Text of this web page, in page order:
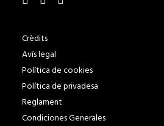
Crèdits
Avís legal
Política de cookies
Política de privadesa
Reglament
Condiciones Generales